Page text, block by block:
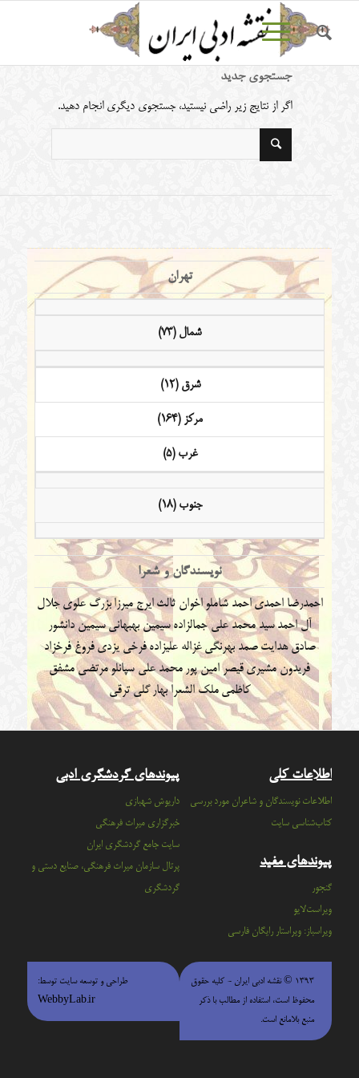
جستجوی جدید
اگر از نتایج زیر راضی نیستید، جستجوی دیگری انجام دهید.
تهران
شمال (73)
شرق (12)
مرکز (164)
غرب (5)
جنوب (18)
نویسندگان و شعرا
احمدرضا احمدیاحمد شاملو اخوان ثالث ایرج میرزابزرگ علوی جلال
آل احمدسید محمد علی جمالزادهسیمین بهبهانیسیمین دانشور
صادق هدایتصمد بهرنگی غزاله علیزادهفرخی یزدی فروغ فرخزاد
فریدون مشیری قیصر امین پور محمد علی سپانلومرتضی مشفق
کاظمی ملک الشعرا بهار گلی ترقی
اطلاعات کلی
اطلاعات نویسندگان و شاعران مورد بررسی
کتاب‌شناسی سایت
پیوندهای مفید
گنجور
ویراست‌لایو
ویراسباز: ویراستار رایگان فارسی
پیوندهای گردشگری ادبی
داریوش شهبازی
خبرگزاری میراث فرهنگی
سايت جامع گردشگري ايران
پرتال سازمان ميراث فرهنگي، صنايع دستي و
گردشگري
۱۳۹۳ © نقشه ادبی ایران - كليه حقوق
محفوظ است، استفاده از مطالب با ذكر
منبع بلامانع است.
طراحی و توسعه سایت توسط:
WebbyLab.ir